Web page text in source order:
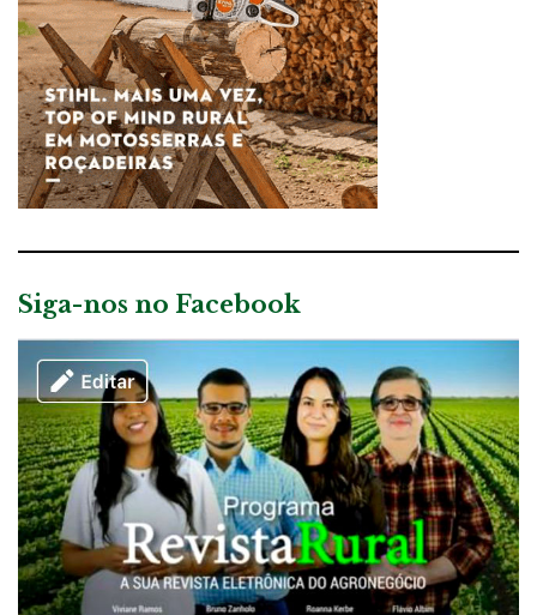
Siga-nos no Facebook